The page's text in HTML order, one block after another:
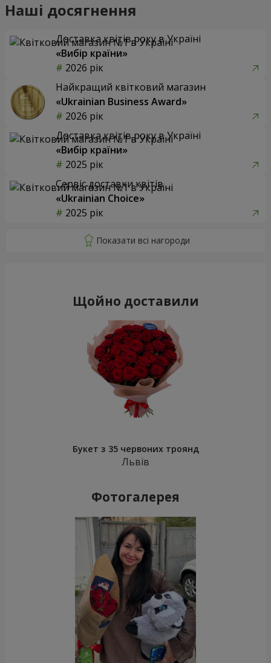
Наші досягнення
Доставка квітів року в Україні
«Вибір країни»
2026 рік
Найкращий квітковий магазин
«Ukrainian Business Award»
2026 рік
Доставка квітів року в Україні
«Вибір країни»
2025 рік
Сервіс доставки квітів
«Ukrainian Choice»
2025 рік
Щойно доставили
Букет з 35 червоних троянд
Львів
Фотогалерея